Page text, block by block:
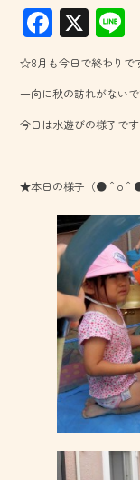
F
ac
e
b
o
X
☆8月も今日で終わりで
一向に秋の訪れがない
今日は水遊びの様子で
★本日の様子（●＾o＾●